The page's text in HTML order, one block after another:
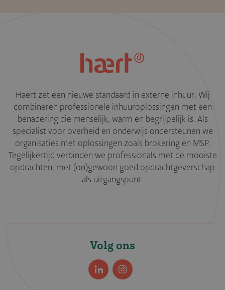
Haert zet een nieuwe standaard in externe inhuur. Wij
combineren professionele inhuuroplossingen met een
benadering die menselijk, warm en begrijpelijk is. Als
specialist voor overheid en onderwijs ondersteunen we
organisaties met oplossingen zoals brokering en MSP.
Tegelijkertijd verbinden we professionals met de mooiste
opdrachten, met (on)gewoon goed opdrachtgeverschap
als uitgangspunt.
Volg ons